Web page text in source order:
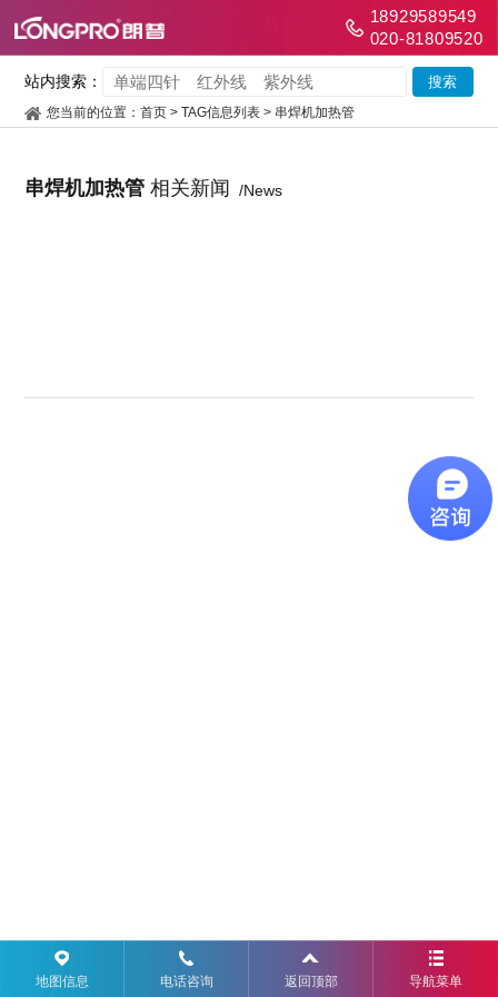
18929589549
020-81809520
站内搜索：
您当前的位置：首页 > TAG信息列表 > 串焊机加热管
串焊机加热管相关新闻 /News
地图信息 电话咨询 返回顶部 导航菜单